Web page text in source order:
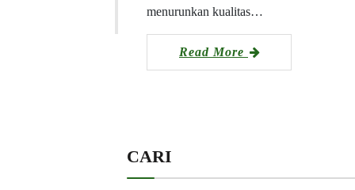
menurunkan kualitas…
Read More
CARI